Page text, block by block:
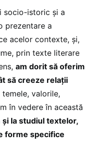
socio-istoric și a
prezentare a
acelor contexte, și,
prin texte literare
am dorit să oferim
să creeze relații
valorile,
în vedere în această
la studiul textelor,
forme specifice